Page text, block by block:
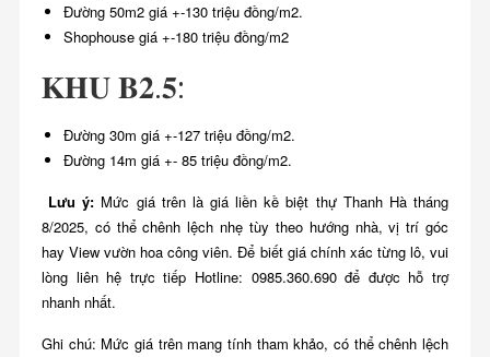
Đường 50m2 giá +-130 triệu đồng/m2.
Shophouse giá +-180 triệu đồng/m2
𝐊𝐇𝐔 𝐁𝟐.𝟓:
Đường 30m giá +-127 triệu đồng/m2.
Đường 14m giá +- 85 triệu đồng/m2.
Lưu ý: Mức giá trên là giá liền kề biệt thự Thanh Hà tháng
8/2025, có thể chênh lệch nhẹ tùy theo hướng nhà, vị trí góc
hay View vườn hoa công viên. Để biết giá chính xác từng lô, vui
lòng liên hệ trực tiếp Hotline: 0985.360.690 để được hỗ trợ
nhanh nhất.
Ghi chú: Mức giá trên mang tính tham khảo, có thể chênh lệch